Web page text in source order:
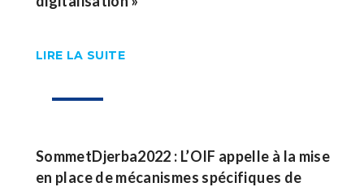
LIRE LA SUITE
23
SommetDjerba2022 : L’OIF appelle à la mise
en place de mécanismes spécifiques de